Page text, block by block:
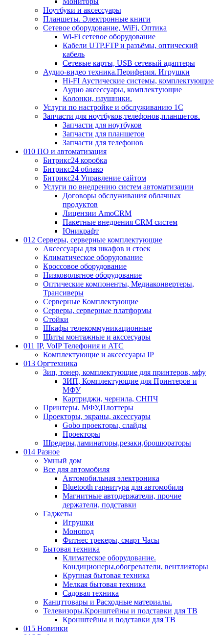
Ноутбуки и аксессуары
Планшеты. Электронные книги
Сетевое оборудование, WiFi, Оптика
Wi-Fi сетевое оборудование
Кабели UTP,FTP и разъёмы, оптический
кабель
Сетевые карты, USB сетевый адаптеры
Аудио-видео техника.Периферия. Игрушки
Hi-FI Аустические системы, комплектующие
Аудио аксессуары, комплектующие
Колонки, наушники.
Услуги по настройке и обслуживанию 1С
Запчасти для ноутбуков,телефонов,планшетов.
Запчасти для ноутбуков
Запчасти для планшетов
Запчасти для телефонов
010 ПО и автоматизация
Битрикс24 коробка
Битрикс24 облако
Битрикс24 Управление сайтом
Услуги по внедрению систем автоматизации
Договоры обслуживания облачных
продуктов
Лицензии AmoCRM
Пакетные внедрения CRM систем
Юникрафт
012 Серверы, серверные комплектующие
Аксессуары для шкафов и стоек
Климатическое оборудование
Кроссовое оборудование
Низковольтное оборудование
Оптические компоненты, Медиаконвертеры,
Трансиверы
Серверные Комплектующие
Серверы, серверные платформы
Стойки
Шкафы телекоммуникационные
Щиты монтажные и акссесуары
011 IP, VoIP Телефония и АТС
Комплектующие и аксессуары IP
013 Оргтехника
Зип, тонер, комплектующие для принтеров, мфу
ЗИП, Комплектующие для Принтеров и
МФУ
Картриджи, чернила, СНПЧ
Принтеры. МФУ,Плоттеры
Проекторы, экраны, аксессуары
Gobo проекторы, слайды
Проекторы
Шредеры,ламинаторы,резаки,брошюраторы
014 Разное
Умный дом
Все для автомобиля
Автомобильная электроника
Bluetooth гарнитура для автомобиля
Магнитные автодержатели, прочие
держатели, подставки
Гаджеты
Игрушки
Монопод
Фитнес трекеры, смарт Часы
Бытовая техника
Климатеское оборудование.
Кондиционеры,обогреватели, вентлияторы
Крупная бытовая техника
Мелкая бытовая техника
Садовая техника
Канцттовары и Расходные материалы.
Телевизоры.Кронштейны и подставки для ТВ
Кронштейны и подставки для ТВ
015 Новинки